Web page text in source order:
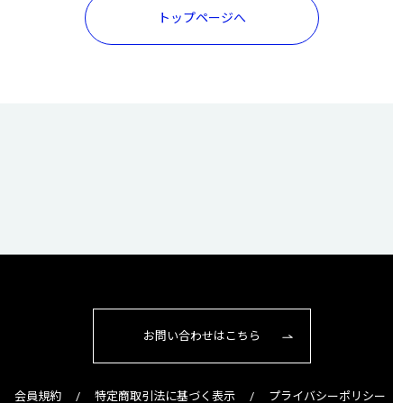
トップページへ
お問い合わせはこちら
会員規約 特定商取引法に基づく表示 プライバシーポリシー